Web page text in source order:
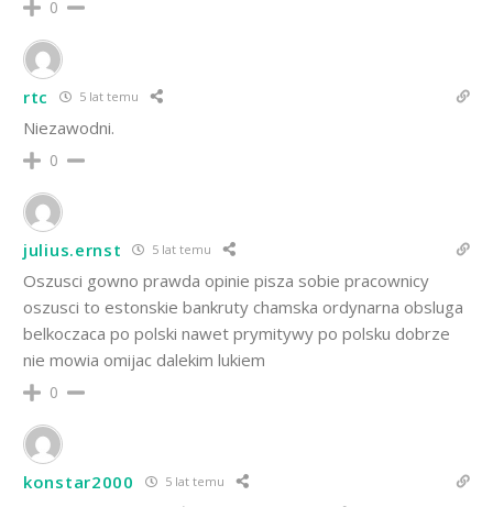
0
rtc 5 lat temu
Niezawodni.
0
julius.ernst 5 lat temu
Oszusci gowno prawda opinie pisza sobie pracownicy
oszusci to estonskie bankruty chamska ordynarna obsluga
belkoczaca po polski nawet prymitywy po polsku dobrze
nie mowia omijac dalekim lukiem
0
konstar2000 5 lat temu